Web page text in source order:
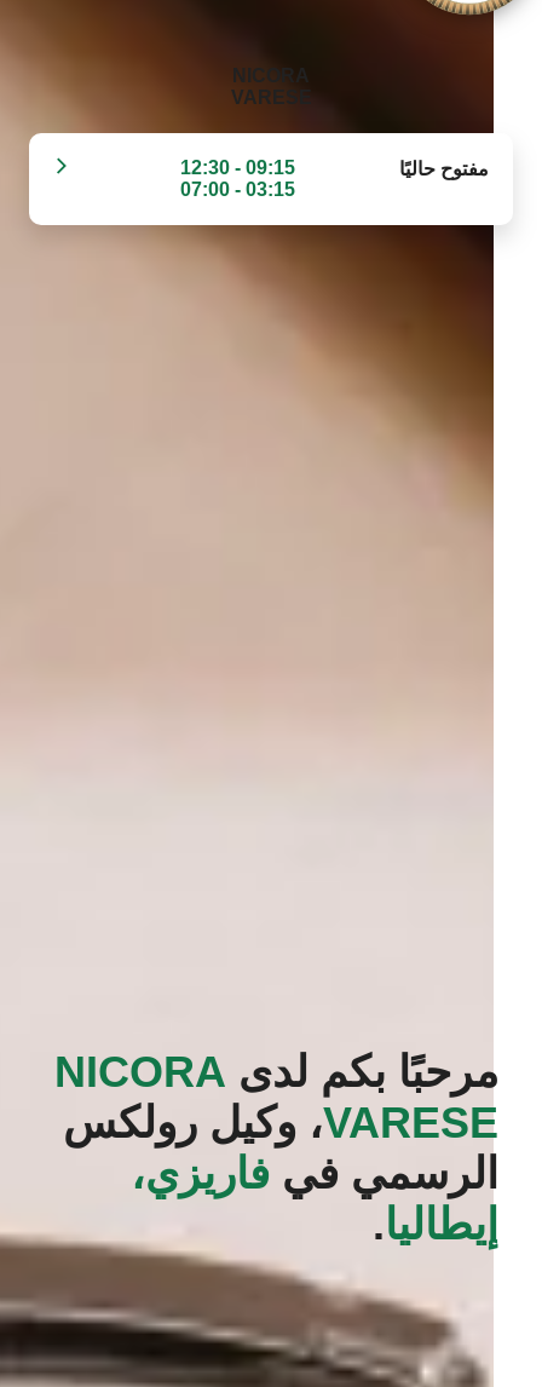
‭NICORA
VARESE‬
مفتوح حاليًا
09:15 - 12:30
03:15 - 07:00
مرحبًا بكم لدى ‭NICORA
VARESE‬، وكيل رولكس
الرسمي في فاريزي،
إيطاليا.